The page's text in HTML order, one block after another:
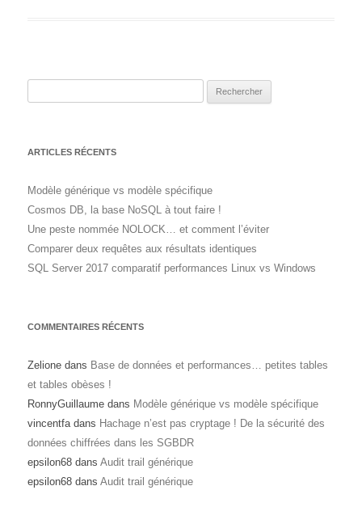
ARTICLES RÉCENTS
Modèle générique vs modèle spécifique
Cosmos DB, la base NoSQL à tout faire !
Une peste nommée NOLOCK… et comment l’éviter
Comparer deux requêtes aux résultats identiques
SQL Server 2017 comparatif performances Linux vs Windows
COMMENTAIRES RÉCENTS
Zelione dans Base de données et performances… petites tables
et tables obèses !
RonnyGuillaume dans Modèle générique vs modèle spécifique
vincentfadans Hachage n’est pas cryptage ! De la sécurité des
données chiffrées dans les SGBDR
epsilon68 dans Audit trail générique
epsilon68 dans Audit trail générique